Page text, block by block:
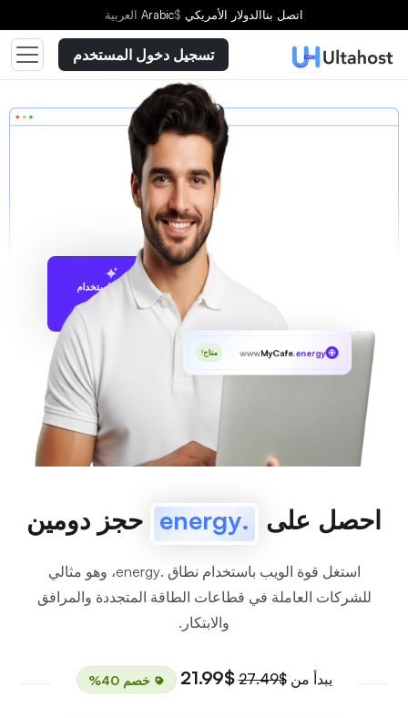
اتصل بناالدولار الأمريكي $
Arabic العربية
تسجيل دخول المستخدم
الاقتراح باستخدام
wwwMyCafe.energy متاح!
احصل على .energy حجز دومين
استغل قوة الويب باستخدام نطاق .energy، وهو مثالي
للشركات العاملة في قطاعات الطاقة المتجددة والمرافق
والابتكار.
يبدأ من$27.49
$21.99 خصم 40%